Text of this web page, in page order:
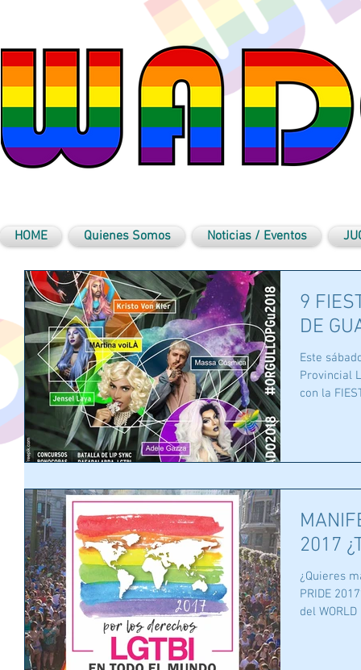
HOME Quienes Somos Noticias / Eventos
9
DE
Este
Provincial
con la
2017
¿Quieres
PRIDE
del